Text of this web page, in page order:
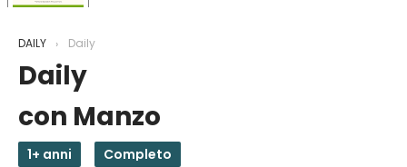
DAILY Daily
Daily
con Manzo
1+ anni Completo